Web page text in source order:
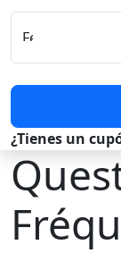
Fecha y Hora
¿Tienes un